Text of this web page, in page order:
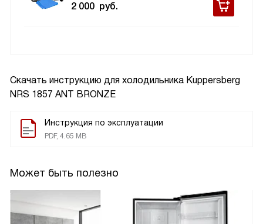
Скачать инструкцию для холодильника Kuppersberg
NRS 1857 ANT BRONZE
Инструкция по эксплуатации
PDF, 4.65 MB
Может быть полезно
2 000 руб.